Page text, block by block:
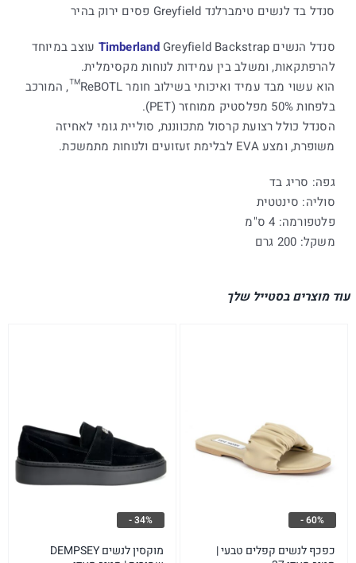
סנדל בד לנשים טימברלנד Greyfield פסים ירוק בהיר
סנדל הנשים Timberland Greyfield Backstrap עוצב במיוחד
להרפתקאות, ומשלב בין עמידות לנוחות מקסימלית.
הוא עשוי מבד עמיד ואיכותי בשילוב חומר ReBOTL™, המורכב
בלפחות 50% מפלסטיק ממוחזר (PET).
הסנדל כולל רצועת קרסול מתכווננת, סוליית גומי לאחיזה
משופרת, ומצע EVA לבלימת זעזועים ולנוחות מתמשכת.
גפה: סריג בד
סוליה: סינטטית
פלטפורמה: 4 ס"מ
משקל: 200 גרם
עוד מוצרים בסטייל שלך
כפכף לנשים קפלים טבעי |
60% -
מוקסין לנשים DEMPSEY
34% -